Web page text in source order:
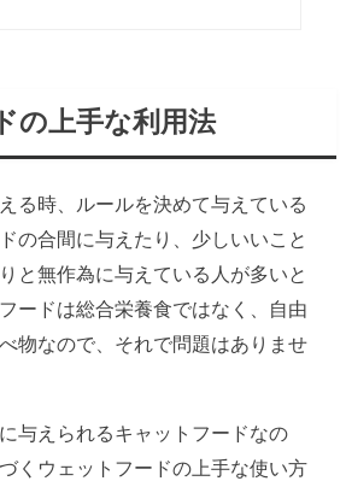
の上手な利用法
る時、ルールを決めて与えている
の合間に与えたり、少しいいこと
と無作為に与えている人が多いと
ードは総合栄養食ではなく、自由
物なので、それで問題はありませ
与えられるキャットフードなの
くウェットフードの上手な使い方